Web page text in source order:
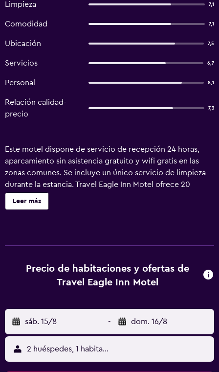
Limpieza 7,1
Comodidad 7,1
Ubicación 7,5
Servicios 6,7
Personal 8,1
Relación calidad-
precio
7,3
Este motel dispone de servicio de recepción 24 horas,
aparcamiento sin asistencia gratuito y wifi gratis en las
zonas comunes. Se incluye un único servicio de limpieza
durante la estancia. Travel Eagle Inn Motel ofrece 20
alojamientos con aire acondicionado, con acceso por
pasillos exteriores y secador de pelo y tabla de planchar
disponibles en las habitaciones: frigorífico y microondas.
Los baños están equipados con ducha y bañera
Los servicios para las personas de negocios incluyen
escritorio y teléfono. Se ofrece servicio de limpieza una
vez por estancia y es posible solicitar secador de pelo. Se
ofrece servicio de limpieza de forma limitada.
Leer más
Precio de habitaciones y ofertas de
Travel Eagle Inn Motel
sáb. 15/8 - dom. 16/8
2 huéspedes, 1 habitación